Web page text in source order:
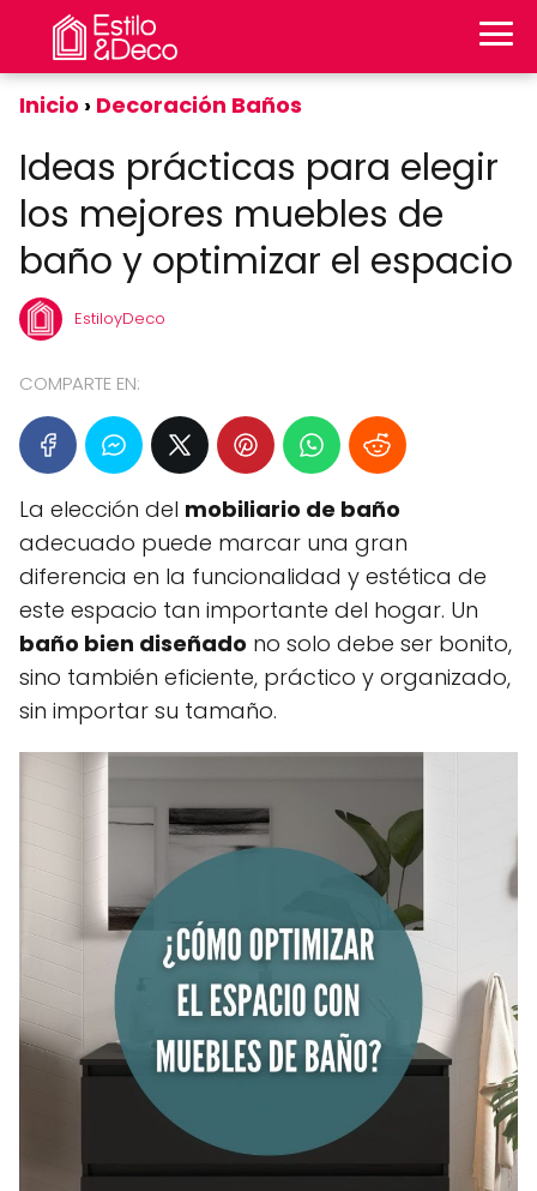
Inicio Decoración Baños
Ideas prácticas para elegir
los mejores muebles de
baño y optimizar el espacio
EstiloyDeco
COMPARTE EN:
La elección del mobiliario de baño
adecuado puede marcar una gran
diferencia en la funcionalidad y estética de
este espacio tan importante del hogar. Un
baño bien diseñado no solo debe ser bonito,
sino también eficiente, práctico y organizado,
sin importar su tamaño.